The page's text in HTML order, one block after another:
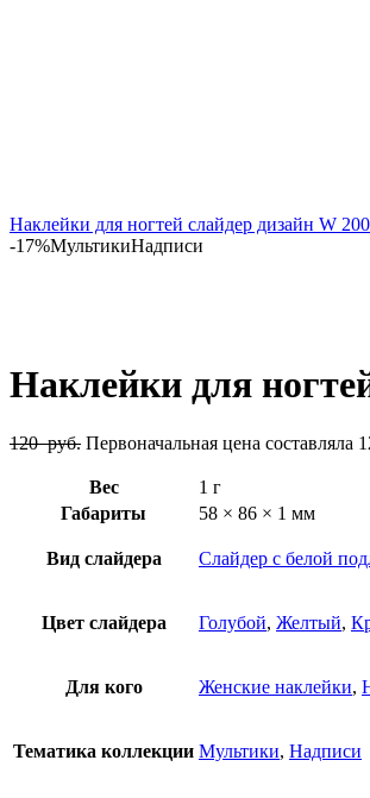
Наклейки для ногтей слайдер дизайн W
-17%МультикиНадписи
Наклейки для
120руб. Первоначальная цена составляла
Вес
1 г
Габариты
58 × 86 × 1 мм
Вид слайдера Слайдер с белой
Цвет слайдера Голубой, Желтый,
Для кого Женские наклейки,
Тематика коллекции Мультики, Надписи